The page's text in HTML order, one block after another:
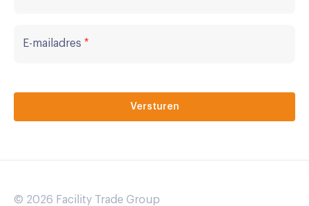
E-mailadres *
© 2026 Facility Trade Group